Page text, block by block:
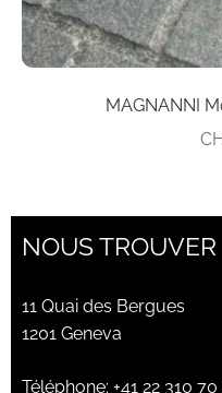
MAGNANNI
produit
NOUS TROUVER
11 Quai des Bergues
1201 Geneva
Téléphone: +41 22 310